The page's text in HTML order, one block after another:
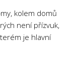
kolem domů
není přízvuk,
je hlavní